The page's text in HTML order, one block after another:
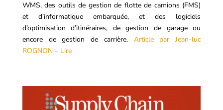
WMS, des outils de gestion de flotte de camions (FMS)
et d’informatique embarquée, et des logiciels
d’optimisation d’itinéraires, de gestion de garage ou
encore de gestion de carrière. Article par Jean-luc
ROGNON – Lire